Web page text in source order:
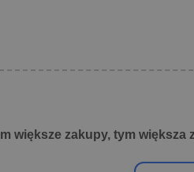
Im większe zakupy, tym większa